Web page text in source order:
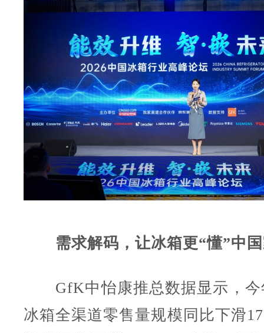
需求解码，让冰箱更“懂”中
GfK中怡康推总数据显示，今
冰箱全渠道零售量规模同比下滑